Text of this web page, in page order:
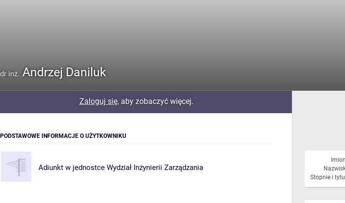
dr inż. Andrzej Daniluk
Zaloguj się, aby zobaczyć więcej.
PODSTAWOWE INFORMACJE O UŻYTKOWNIKU
Adiunkt w jednostce Wydział Inżynierii Zarządzania
Stopnie i